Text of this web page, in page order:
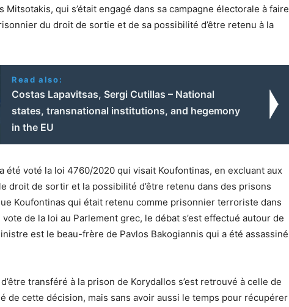
qui s’était engagé dans sa campagne électorale à faire
du droit de sortie et de sa possibilité d’être retenu à la
Read also:
Costas Lapavitsas, Sergi Cutillas – National
states, transnational institutions, and hegemony
in the EU
été voté la loi 4760/2020 qui visait Koufontinas, en excluant aux
droit de sortir et la possibilité d’être retenu dans des prisons
Koufontinas qui était retenu comme prisonnier terroriste dans
de la loi au Parlement grec, le débat s’est effectué autour de
est le beau-frère de Pavlos Bakogiannis qui a été assassiné
transféré à la prison de Korydallos s’est retrouvé à celle de
de cette décision, mais sans avoir aussi le temps pour récupérer